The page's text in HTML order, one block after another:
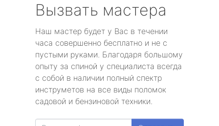
Вызвать мастера
Наш мастер будет у Вас в течении
часа совершенно бесплатно и не с
пустыми руками. Благодаря большому
опыту за спиной у специалиста всегда
с собой в наличии полный спектр
инструметов на все виды поломок
садовой и бензиновой техники.